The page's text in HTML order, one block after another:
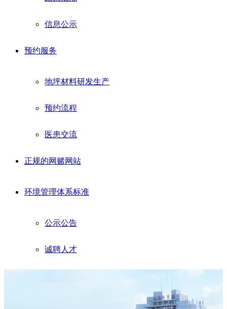
信息公示
预约服务
地坪材料研发生产
预约流程
医患交流
正规的网赌网站
环境管理体系标准
公示公告
诚聘人才